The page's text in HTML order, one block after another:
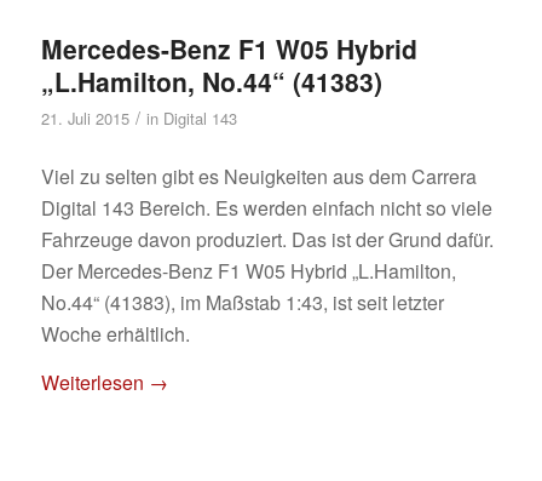
Mercedes-Benz F1 W05 Hybrid
„L.Hamilton, No.44“ (41383)
21. Juli 2015 / in Digital 143
Viel zu selten gibt es Neuigkeiten aus dem Carrera
Digital 143 Bereich. Es werden einfach nicht so viele
Fahrzeuge davon produziert. Das ist der Grund dafür.
Der Mercedes-Benz F1 W05 Hybrid „L.Hamilton,
No.44“ (41383), im Maßstab 1:43, ist seit letzter
Woche erhältlich.
Weiterlesen →